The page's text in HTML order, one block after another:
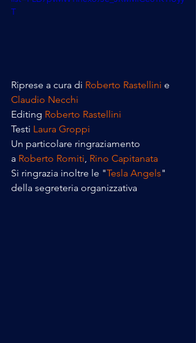
T
Riprese a cura di Roberto Rastellini e
Claudio Necchi
Editing Roberto Rastellini
Testi Laura Groppi
Un particolare ringraziamento
a Roberto Romiti Rino Capitanata
Si ringrazia inoltre le "Tesla Angels"
della segreteria organizzativa